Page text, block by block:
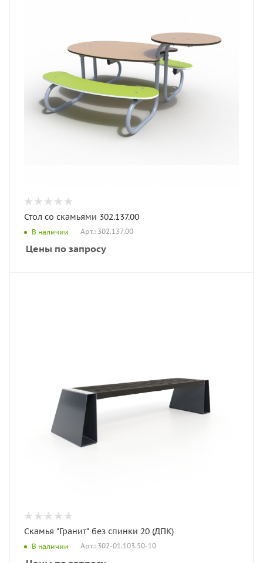
Стол со скамьями 302.137.00
В наличии Арт.: 302.137.00
Цены по запросу
Скамья "Гранит" без спинки 20 (ДПК)
В наличии Арт.: 302-01.103.50-10